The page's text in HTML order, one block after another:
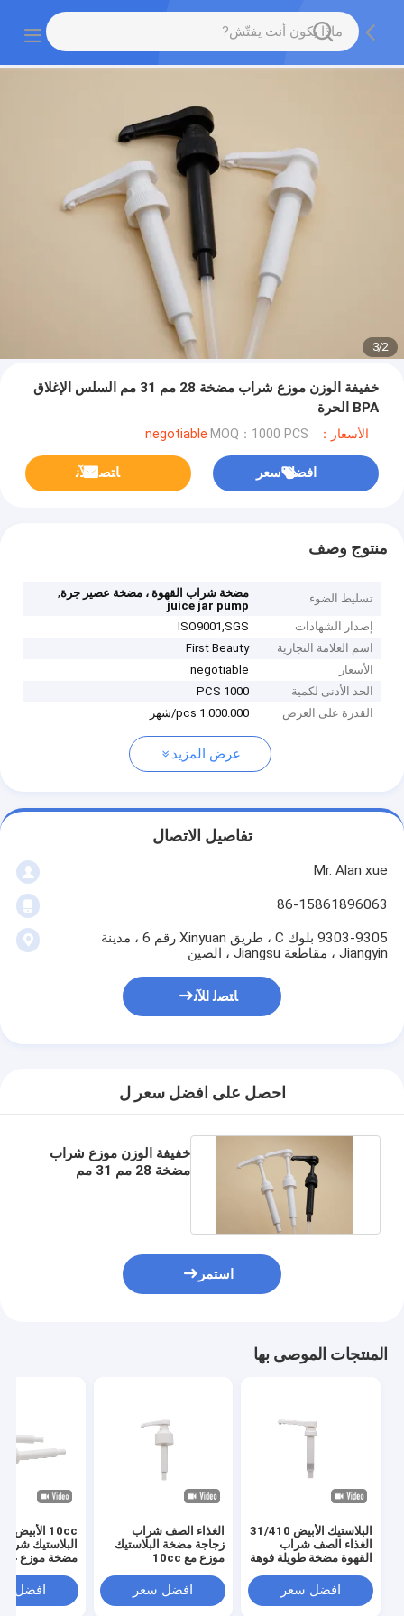
2
/
3
خفيفة الوزن موزع شراب مضخة 28 مم 31 مم السلس الإغلاق
BPA الحرة
الأسعار：negotiable MOQ：1000 PCS
افضل سعر ﺎﺘﺼﻟ ﺍﻶﻧ
منتوج وصف
تسليط الضوء مضخة شراب القهوة ، مضخة عصير جرة,
juice jar pump
إصدار الشهادات
ISO9001,SGS
اسم العلامة التجارية
First Beauty
الأسعار
negotiable
الحد الأدنى لكمية
1000 PCS
القدرة على العرض
1.000.000 pcs/شهر
عرض المزيد
تفاصيل الاتصال
Mr. Alan xue
86-15861896063
9303-9305 بلوك C ، طريق Xinyuan رقم 6 ، مدينة
Jiangyin ، مقاطعة Jiangsu ، الصين
ﺎﺘﺼﻟ ﺍﻶﻧ
احصل على افضل سعر ل
خفيفة الوزن موزع شراب
مضخة 28 مم 31 مم
استمر
المنتجات الموصى بها
البلاستيك الأبيض 31/410
الغذاء الصف شراب
القهوة مضخة طويلة فوهة
افضل سعر
الغذاء الصف شراب
زجاجة مضخة البلاستيك
موزع مع 10cc
افضل سعر
البلاستيك
مضخة موزع غير
افضل